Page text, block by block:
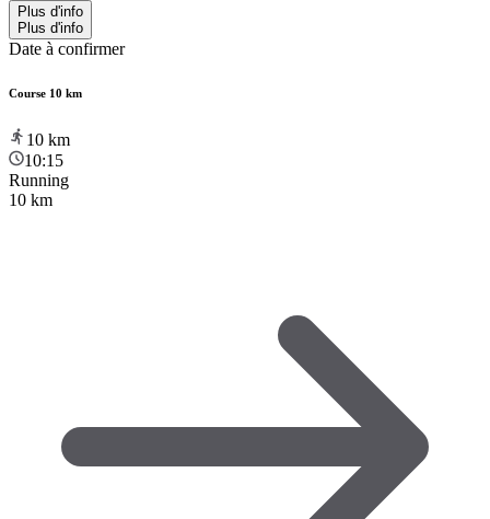
Plus d'info
Plus d'info
Date à confirmer
Course 10 km
10 km
10:15
Running
10 km